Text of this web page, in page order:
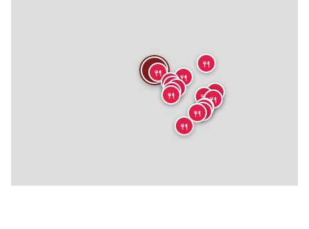
🍴
🍴
🍴
🍴
🍴
🍴🍴
🍴
🍴
🍴
🍴
🍴🍴
🍴
🍴
🍴
🍴
🍴
🍴
🍴